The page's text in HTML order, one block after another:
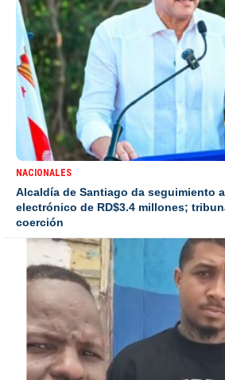
NACIONALES
Alcaldía de Santiago da seguimiento
electrónico de RD$3.4 millones;
coerción